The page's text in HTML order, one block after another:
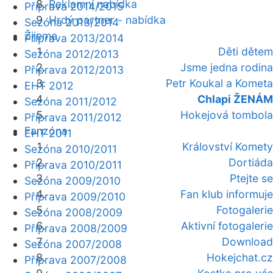
Reklamní nabídka
Hrdý partner - nabídka
Žijeme
Děti dětem
Jsme jedna rodina
Petr Koukal a Kometa
Chlapi ŽENÁM
Hokejová tombola
Fanzóna
Království Komety
Dortiáda
Ptejte se
Fan klub informuje
Fotogalerie
Aktivní fotogalerie
Download
Hokejchat.cz
Příprava 2014/2015
Sezóna 2013/2014
Příprava 2013/2014
Sezóna 2012/2013
Příprava 2012/2013
EHT 2012
Sezóna 2011/2012
Příprava 2011/2012
EHT 2011
Sezóna 2010/2011
Příprava 2010/2011
Sezóna 2009/2010
Příprava 2009/2010
Sezóna 2008/2009
Příprava 2008/2009
Sezóna 2007/2008
Příprava 2007/2008